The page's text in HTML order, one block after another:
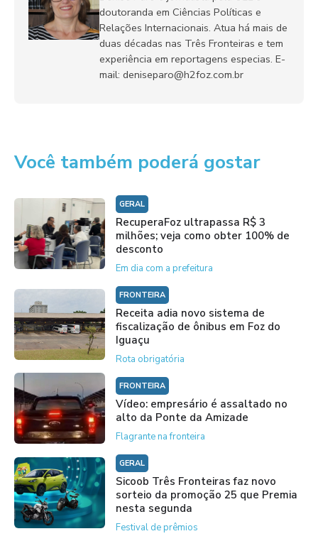
doutoranda em Ciências Políticas e
Relações Internacionais. Atua há mais de
duas décadas nas Três Fronteiras e tem
experiência em reportagens especias. E-
mail: deniseparo@h2foz.com.br
Você também poderá gostar
GERAL
RecuperaFoz ultrapassa R$ 3
milhões; veja como obter 100% de
desconto
Em dia com a prefeitura
FRONTEIRA
Receita adia novo sistema de
fiscalização de ônibus em Foz do
Iguaçu
Rota obrigatória
FRONTEIRA
Vídeo: empresário é assaltado no
alto da Ponte da Amizade
Flagrante na fronteira
GERAL
Sicoob Três Fronteiras faz novo
sorteio da promoção 25 que Premia
nesta segunda
Festival de prêmios